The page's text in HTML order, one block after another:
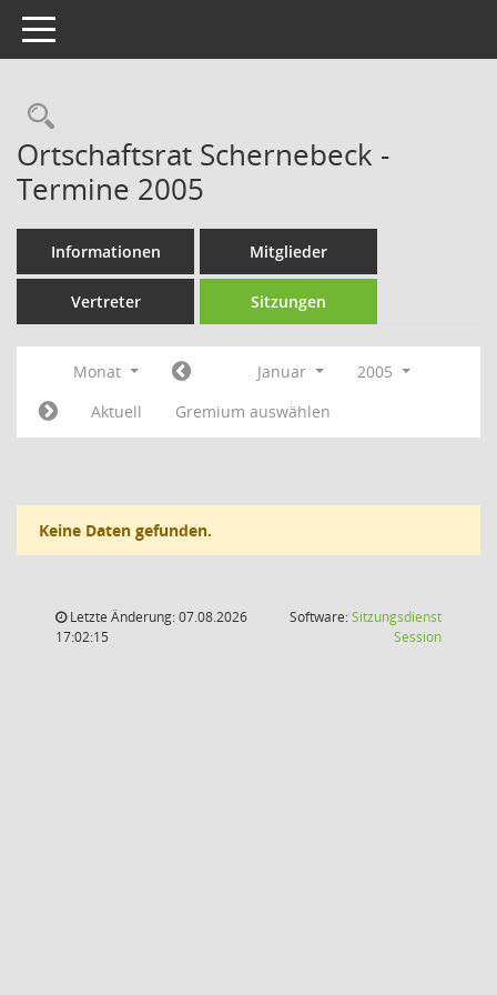
Toggle navigation
Rechercheauswahl
Ortschaftsrat Schernebeck -
Termine 2005
Informationen Mitglieder
Vertreter Sitzungen
Monat Januar
2005
Aktuell
Gremium auswählen
Keine Daten gefunden.
Letzte Änderung: 07.08.2026
17:02:15
Software:Sitzungsdienst
Session(Wird in